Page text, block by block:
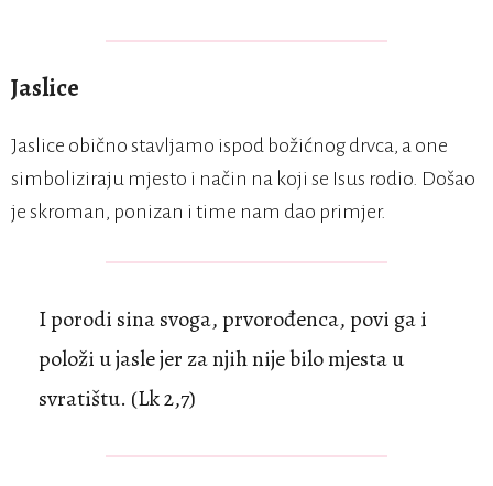
Jaslice
Jaslice obično stavljamo ispod božićnog drvca, a one
simboliziraju mjesto i način na koji se Isus rodio. Došao
je skroman, ponizan i time nam dao primjer.
I porodi sina svoga, prvorođenca, povi ga i
položi u jasle jer za njih nije bilo mjesta u
svratištu. (Lk 2,7)